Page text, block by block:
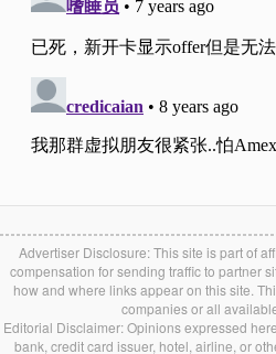
Advertiser Disclosure: This site is part of
compensation for sending traffic to partner
how and where links appear on this site.
companies or all
Editorial Disclaimer: Opinions expressed
bank, credit card issuer, hotel, airline, or